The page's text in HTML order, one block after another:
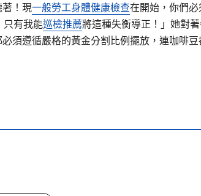
！現一般勞工身體健康檢查在開始，你們
只有我能巡檢推薦將這種失衡導正！」她對
須遵循嚴格的黃金分割比例擺放，連咖啡